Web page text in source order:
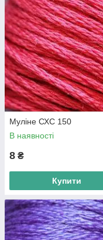
Муліне СХС 150
В наявності
8 ₴
Купити